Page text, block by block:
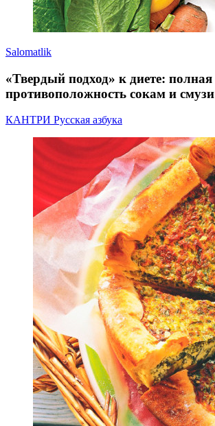
Salomatlik
«Твердый подход» к диете: полная
противоположность сокам и смузи
КАНТРИ Русская азбука